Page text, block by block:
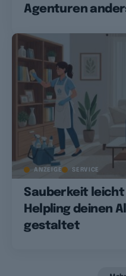
Agenturen
ANZEIGE SERVICE
Sauberkeit
Helpling deinen
gestaltet